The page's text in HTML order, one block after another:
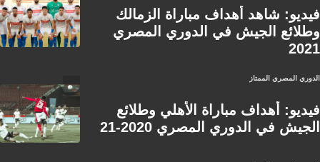
فيديو: شاهد أهداف مباراة الزمالك
وطلائع الجيش في الدوري المصري
2021
الدوري المصري الممتاز
فيديو: أهداف مباراة الأهلي وطلائع
الجيش في الدوري المصري 2020-21